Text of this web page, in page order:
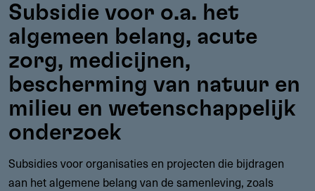
Subsidie voor o.a. het
algemeen belang, acute
zorg, medicijnen,
bescherming van natuur en
milieu en wetenschappelijk
onderzoek
Subsidies voor organisaties en projecten die bijdragen
aan het algemene belang van de samenleving, zoals